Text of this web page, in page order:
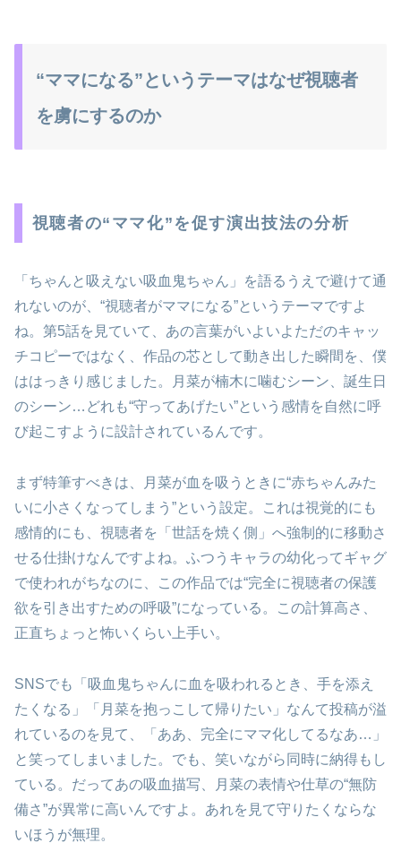
“ママになる”というテーマはなぜ視聴者
を虜にするのか
視聴者の“ママ化”を促す演出技法の分析
「ちゃんと吸えない吸血鬼ちゃん」を語るうえで避けて通
れないのが、“視聴者がママになる”というテーマですよ
ね。第5話を見ていて、あの言葉がいよいよただのキャッ
チコピーではなく、作品の芯として動き出した瞬間を、僕
ははっきり感じました。月菜が楠木に噛むシーン、誕生日
のシーン…どれも“守ってあげたい”という感情を自然に呼
び起こすように設計されているんです。
まず特筆すべきは、月菜が血を吸うときに“赤ちゃんみた
いに小さくなってしまう”という設定。これは視覚的にも
感情的にも、視聴者を「世話を焼く側」へ強制的に移動さ
せる仕掛けなんですよね。ふつうキャラの幼化ってギャグ
で使われがちなのに、この作品では“完全に視聴者の保護
欲を引き出すための呼吸”になっている。この計算高さ、
正直ちょっと怖いくらい上手い。
SNSでも「吸血鬼ちゃんに血を吸われるとき、手を添え
たくなる」「月菜を抱っこして帰りたい」なんて投稿が溢
れているのを見て、「ああ、完全にママ化してるなあ…」
と笑ってしまいました。でも、笑いながら同時に納得もし
ている。だってあの吸血描写、月菜の表情や仕草の“無防
備さ”が異常に高いんですよ。あれを見て守りたくならな
いほうが無理。